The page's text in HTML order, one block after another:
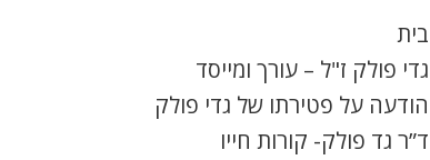
בית
גדי פולק ז"ל – עורך ומייסד
הודעה על פטירתו של גדי פולק
ד”ר גד פולק- קורות חייו